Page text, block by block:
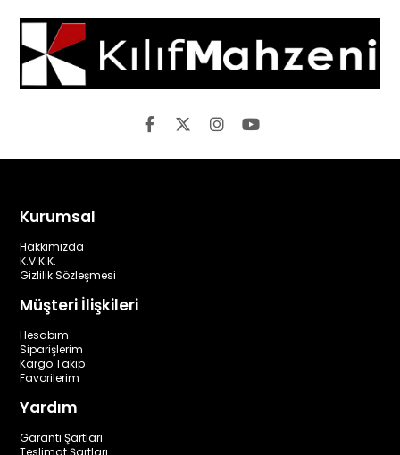
Kurumsal
Hakkımızda
K.V.K.K.
Gizlilik Sözleşmesi
Müşteri İlişkileri
Hesabım
Siparişlerim
Kargo Takip
Favorilerim
Yardım
Garanti Şartları
Teslimat Şartları